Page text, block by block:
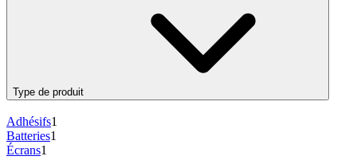
Type de produit
Adhésifs1
Batteries1
Écrans1